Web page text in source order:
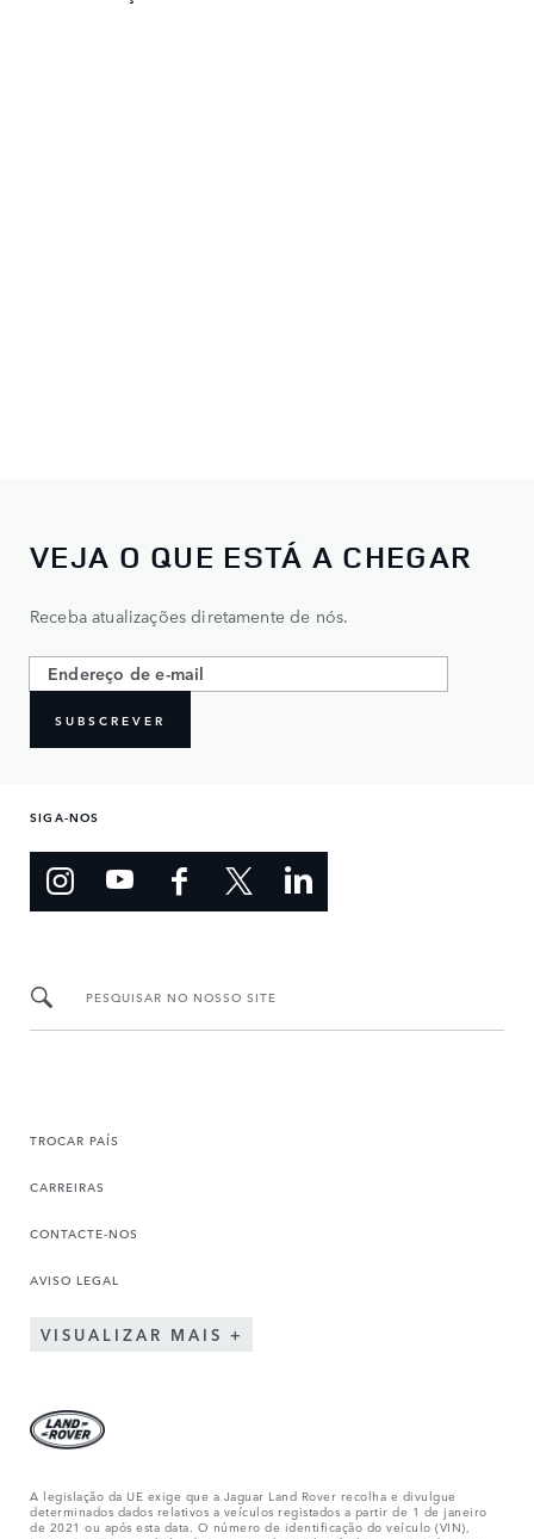
VEJA O QUE ESTÁ A CHEGAR
Receba atualizações diretamente de nós.
SUBSCREVER
SIGA-NOS
PESQUISAR NO NOSSO SITE
TROCAR PAÍS
CARREIRAS
CONTACTE-NOS
AVISO LEGAL
VISUALIZAR MAIS
A legislação da UE exige que a Jaguar Land Rover recolha e divulgue
determinados dados relativos a veículos registados a partir de 1 de janeiro
de 2021 ou após esta data. O número de identificação do veículo (VIN),